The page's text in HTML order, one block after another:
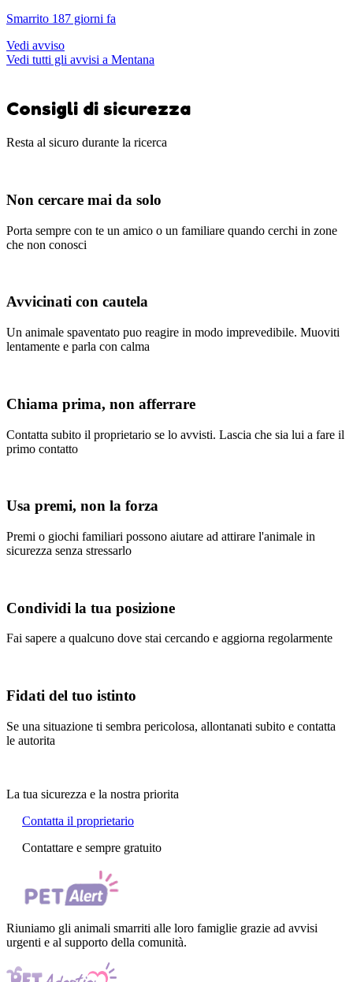
Smarrito 187 giorni fa
Vedi avviso
Vedi tutti gli avvisi a Mentana
Consigli di sicurezza
Resta al sicuro durante la ricerca
Non cercare mai da solo
Porta sempre con te un amico o un familiare quando cerchi in zone
che non conosci
Avvicinati con cautela
Un animale spaventato puo reagire in modo imprevedibile. Muoviti
lentamente e parla con calma
Chiama prima, non afferrare
Contatta subito il proprietario se lo avvisti. Lascia che sia lui a fare il
primo contatto
Usa premi, non la forza
Premi o giochi familiari possono aiutare ad attirare l'animale in
sicurezza senza stressarlo
Condividi la tua posizione
Fai sapere a qualcuno dove stai cercando e aggiorna regolarmente
Fidati del tuo istinto
Se una situazione ti sembra pericolosa, allontanati subito e contatta
le autorita
La tua sicurezza e la nostra priorita
Contatta il proprietario
Contattare e sempre gratuito
Riuniamo gli animali smarriti alle loro famiglie grazie ad avvisi
urgenti e al supporto della comunità.